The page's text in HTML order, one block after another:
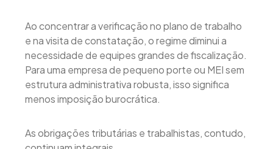
Ao concentrar a verificação no plano de trabalho
e na visita de constatação, o regime diminui a
necessidade de equipes grandes de fiscalização.
Para uma empresa de pequeno porte ou MEI sem
estrutura administrativa robusta, isso significa
menos imposição burocrática.
As obrigações tributárias e trabalhistas, contudo,